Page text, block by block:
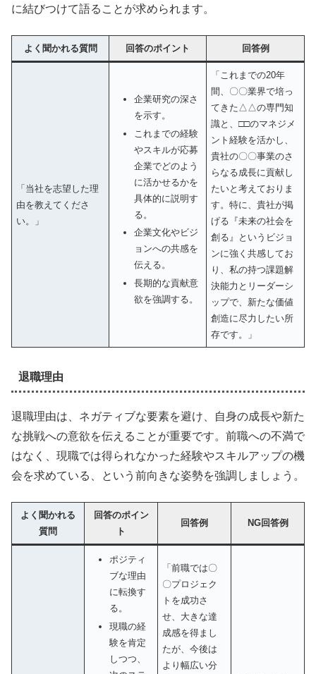
に結びつけて語ることが求められます。
よく聞かれる質問 回答のポイント 回答例
「当社を志望した理
由を教えてくださ
い。」
企業研究の深さ
を示す。
これまでの経験
やスキルが応募
企業でどのよう
に活かせるかを
具体的に説明す
る。
企業文化やビジ
ョンへの共感を
伝える。
長期的な貢献意
欲を強調する。
「これまでの20年
間、〇〇業界で培っ
てきた△△の専門知
識と、□□のマネジメ
ント経験を活かし、
貴社の〇〇事業のさ
らなる成長に貢献し
たいと考えておりま
す。特に、貴社が掲
げる『未来の社会を
創る』というビジョ
ンに強く共感してお
り、私の持つ課題解
決能力とリーダーシ
ップで、新たな価値
創造に尽力したい所
存です。」
退職理由
退職理由は、ネガティブな要素を避け、自身の成長や新た
な挑戦への意欲を伝えることが重要です。前職への不満で
はなく、現職では得られなかった経験やスキルアップの機
会を求めている、という前向きな姿勢を強調しましょう。
よく聞かれる
質問
回答のポイン
ト
回答例 NG回答例
ポジティ
ブな理由
に転換す
る。
現職の経
験を肯定
しつつ、
「前職では〇
〇プロジェク
トを成功さ
せ、大きな達
成感を得まし
たが、今後は
より幅広い分